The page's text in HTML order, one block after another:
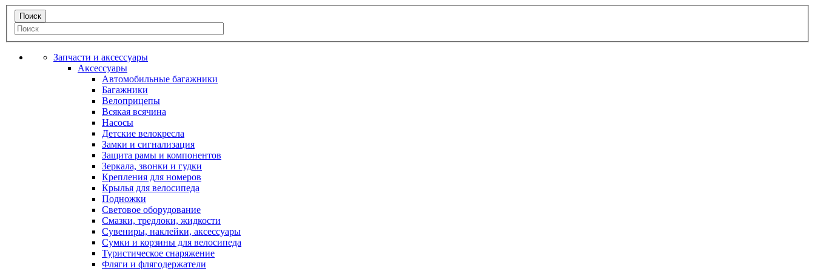
Запчасти и аксессуары
Аксессуары
Автомобильные багажники
Багажники
Велоприцепы
Всякая всячина
Насосы
Детские велокресла
Замки и сигнализация
Защита рамы и компонентов
Зеркала, звонки и гудки
Крепления для номеров
Крылья для велосипеда
Подножки
Световое оборудование
Смазки, тредлоки, жидкости
Сувениры, наклейки, аксессуары
Сумки и корзины для велосипеда
Туристическое снаряжение
Фляги и флягодержатели